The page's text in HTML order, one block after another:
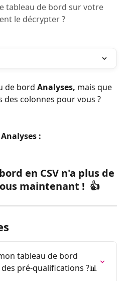
tableau de bord sur votre
le décrypter ?
de bord Analyses, mais que
colonnes pour vous ?
:
en CSV n'a plus de
maintenant !  👍
tableau de bord
pré-qualifications ?📊